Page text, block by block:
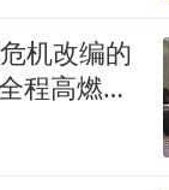
机改编的
程高燃毫